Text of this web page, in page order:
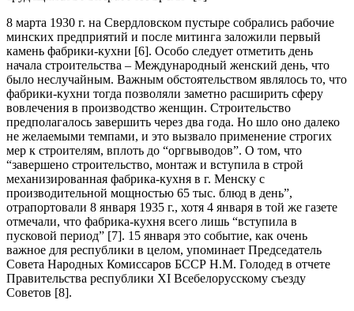
8 марта 1930 г. на Свердловском пустыре собрались рабочие
минских предприятий и после митинга заложили первый
камень фабрики-кухни [6]. Особо следует отметить день
начала строительства – Международный женский день, что
было неслучайным. Важным обстоятельством являлось то, что
фабрики-кухни тогда позволяли заметно расширить сферу
вовлечения в производство женщин. Строительство
предполагалось завершить через два года. Но шло оно далеко
не желаемыми темпами, и это вызвало применение строгих
мер к строителям, вплоть до “оргвыводов”. О том, что
“завершено строительство, монтаж и вступила в строй
механизированная фабрика-кухня в г. Менску с
производительной мощностью 65 тыс. блюд в день”,
отрапортовали 8 января 1935 г., хотя 4 января в той же газете
отмечали, что фабрика-кухня всего лишь “вступила в
пусковой период” [7]. 15 января это событие, как очень
важное для республики в целом, упоминает Председатель
Совета Народных Комиссаров БССР Н.М. Голодед в отчете
Правительства республики ХІ Всебелорусскому съезду
Советов [8].